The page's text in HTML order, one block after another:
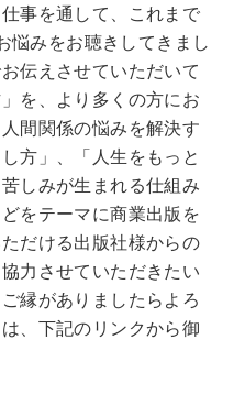
事を通して、これまで
悩みをお聴きしてきまし
伝えさせていただいて
を、より多くの方にお
間関係の悩みを解決す
方」、「人生をもっと
しみが生まれる仕組み
をテーマに商業出版を
だける出版社様からの
力させていただきたい
縁がありましたらよろ
、下記のリンクから御